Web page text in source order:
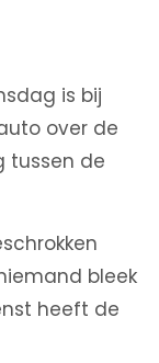
is bij
over de
tussen de
bleek
heeft de